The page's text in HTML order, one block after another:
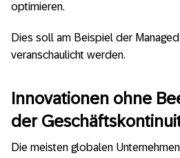
optimieren.
Dies soll am Beispiel der
veranschaulicht werden.
Innovationen ohne
der
Die meisten globalen